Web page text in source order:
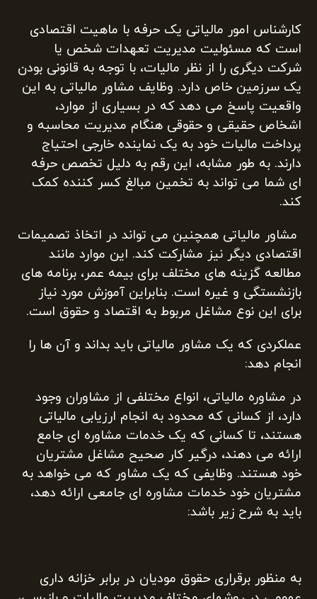
کارشناس امور مالیاتی یک حرفه با ماهیت اقتصادی
است که مسئولیت مدیریت تعهدات شخص یا
شرکت دیگری را از نظر مالیات، با توجه به قانونی بودن
یک سرزمین خاص دارد. وظایف مشاور مالیاتی به این
واقعیت پاسخ می دهد که در بسیاری از موارد،
اشخاص حقیقی و حقوقی هنگام مدیریت محاسبه و
پرداخت مالیات خود به یک نماینده خارجی احتیاج
دارند. به طور مشابه، این رقم به دلیل تخصص حرفه
ای شما می تواند به تخمین مبالغ کسر کننده کمک
کند.
مشاور مالیاتی همچنین می تواند در اتخاذ تصمیمات
اقتصادی دیگر نیز مشارکت کند. این موارد مانند
مطالعه گزینه های مختلف برای بیمه عمر، برنامه های
بازنشستگی و غیره است. بنابراین آموزش مورد نیاز
برای این نوع مشاغل مربوط به اقتصاد و حقوق است.
عملکردی که یک مشاور مالیاتی باید بداند و آن ها را
انجام دهد:
در مشاوره مالیاتی، انواع مختلفی از مشاوران وجود
دارد، از کسانی که محدود به انجام ارزیابی مالیاتی
هستند، تا کسانی که یک خدمات مشاوره ای جامع
ارائه می دهند، درگیر کار صحیح مشاغل مشتریان
خود هستند. وظایفی که یک مشاور که می خواهد به
مشتریان خود خدمات مشاوره ای جامعی ارائه دهد،
باید به شرح زیر باشد:
به منظور برقراری حقوق مودیان در برابر خزانه داری